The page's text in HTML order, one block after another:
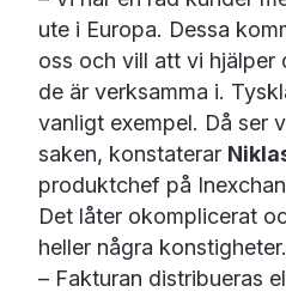
ute i Europa. Dessa
oss och vill att vi hjälper
de är verksamma i.
vanligt exempel. Då ser
saken, konstaterar
produktchef på
Det låter okomplicerat
heller några konstigheter.
– Fakturan distribueras